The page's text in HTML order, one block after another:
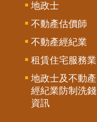
地政士
不動產估價師
不動產經紀業
租賃住宅服務業
地政士及不動產
經紀業防制洗錢
資訊